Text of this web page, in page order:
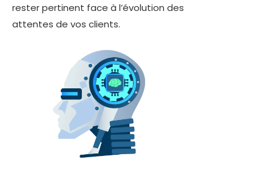
rester pertinent face à l’évolution des
attentes de vos clients.